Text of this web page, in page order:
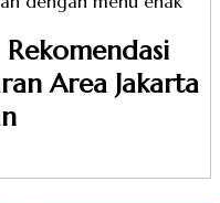
Area Jakarta